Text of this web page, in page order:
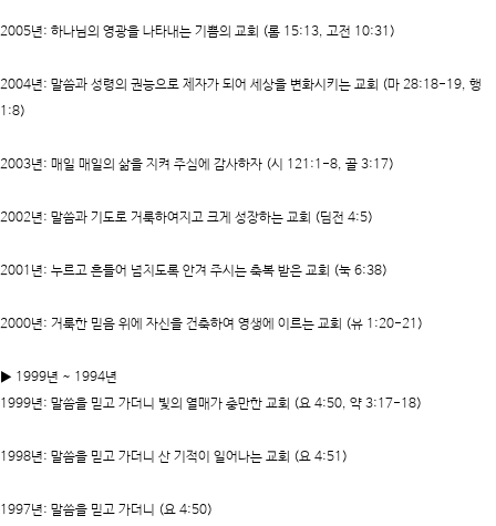
2005년: 하나님의 영광을 나타내는 기쁨의 교회 (롬 15:13, 고전 10:31)
2004년: 말씀과 성령의 권능으로 제자가 되어 세상을 변화시키는 교회 (마 28:18-19, 행
1:8)
2003년: 매일 매일의 삶을 지켜 주심에 감사하자 (시 121:1-8, 골 3:17)
2002년: 말씀과 기도로 거룩하여지고 크게 성장하는 교회 (딤전 4:5)
2001년: 누르고 흔들어 넘치도록 안겨 주시는 축복 받은 교회 (눅 6:38)
2000년: 거룩한 믿음 위에 자신을 건축하여 영생에 이르는 교회 (유 1:20-21)
▶ 1999년 ~ 1994년
1999년: 말씀을 믿고 가더니 빛의 열매가 충만한 교회 (요 4:50, 약 3:17-18)
1998년: 말씀을 믿고 가더니 산 기적이 일어나는 교회 (요 4:51)
1997년: 말씀을 믿고 가더니 (요 4:50)